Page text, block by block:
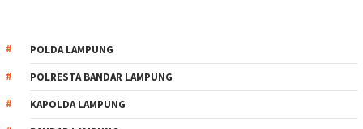
POLDA LAMPUNG
POLRESTA BANDAR LAMPUNG
KAPOLDA LAMPUNG